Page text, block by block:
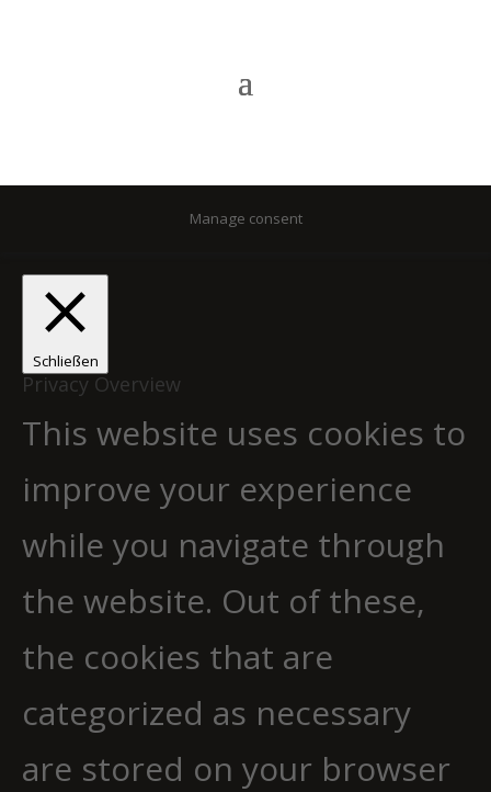
Manage consent
Schließen
Privacy Overview
This website uses cookies to
improve your experience
while you navigate through
the website. Out of these,
the cookies that are
categorized as necessary
are stored on your browser